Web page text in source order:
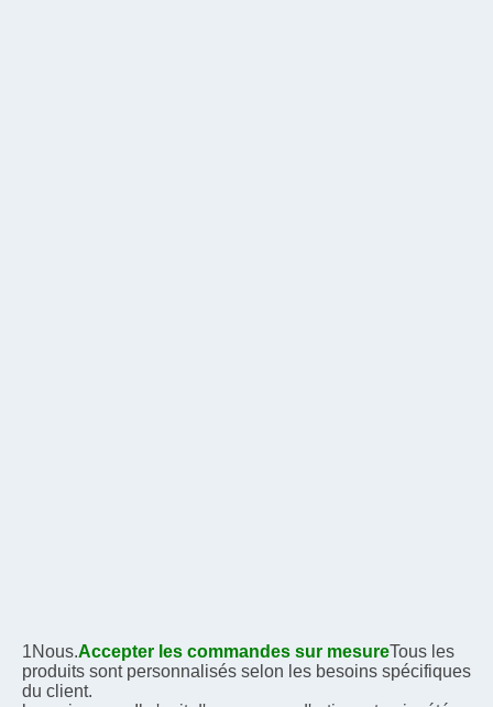
1Nous.Accepter les commandes sur mesureTous les
produits sont personnalisés selon les besoins spécifiques
du client.